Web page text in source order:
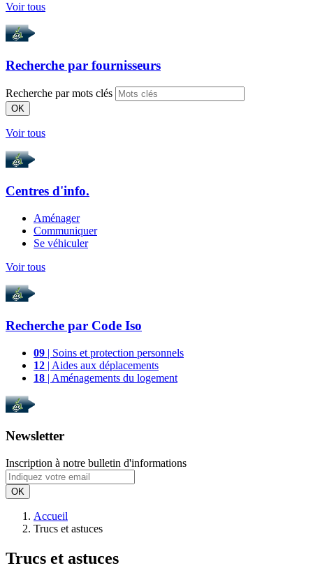
Voir tous
Recherche par fournisseurs
Recherche par mots clés
OK
Voir tous
Centres d'info.
Aménager
Communiquer
Se véhiculer
Voir tous
Recherche par Code Iso
09 | Soins et protection personnels
12 | Aides aux déplacements
18 | Aménagements du logement
Newsletter
Inscription à notre bulletin d'informations
OK
Accueil
Trucs et astuces
Trucs et astuces